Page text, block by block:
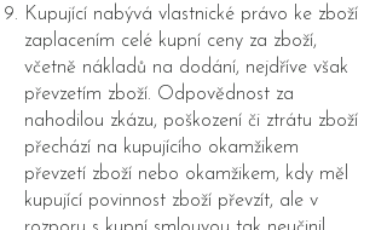
Kupující nabývá vlastnické právo ke zboží
zaplacením celé kupní ceny za zboží,
včetně nákladů na dodání, nejdříve však
převzetím zboží. Odpovědnost za
nahodilou zkázu, poškození či ztrátu zboží
přechází na kupujícího okamžikem
převzetí zboží nebo okamžikem, kdy měl
kupující povinnost zboží převzít, ale v